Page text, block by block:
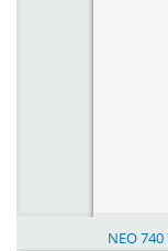
NEO 740